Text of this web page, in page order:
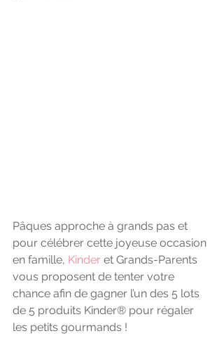
Pâques approche à grands pas et
pour célébrer cette joyeuse occasion
en famille, Kinder et Grands-Parents
vous proposent de tenter votre
chance afin de gagner l’un des 5 lots
de 5 produits Kinder® pour régaler
les petits gourmands !